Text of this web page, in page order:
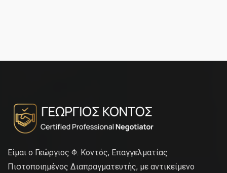
Είμαι ο Γεώργιος Φ. Κοντός, Επαγγελματίας
Πιστοποιημένος Διαπραγματευτής, με αντικείμενο